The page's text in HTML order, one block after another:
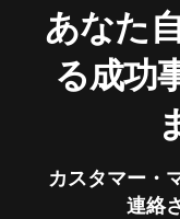
あなた
る成功
カスタマー・
連絡